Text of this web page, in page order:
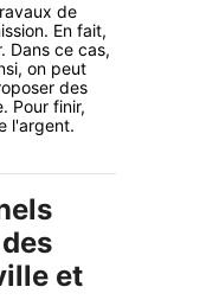
de
En fait,
Dans ce cas,
on peut
des
Pour finir,
l'argent.
et